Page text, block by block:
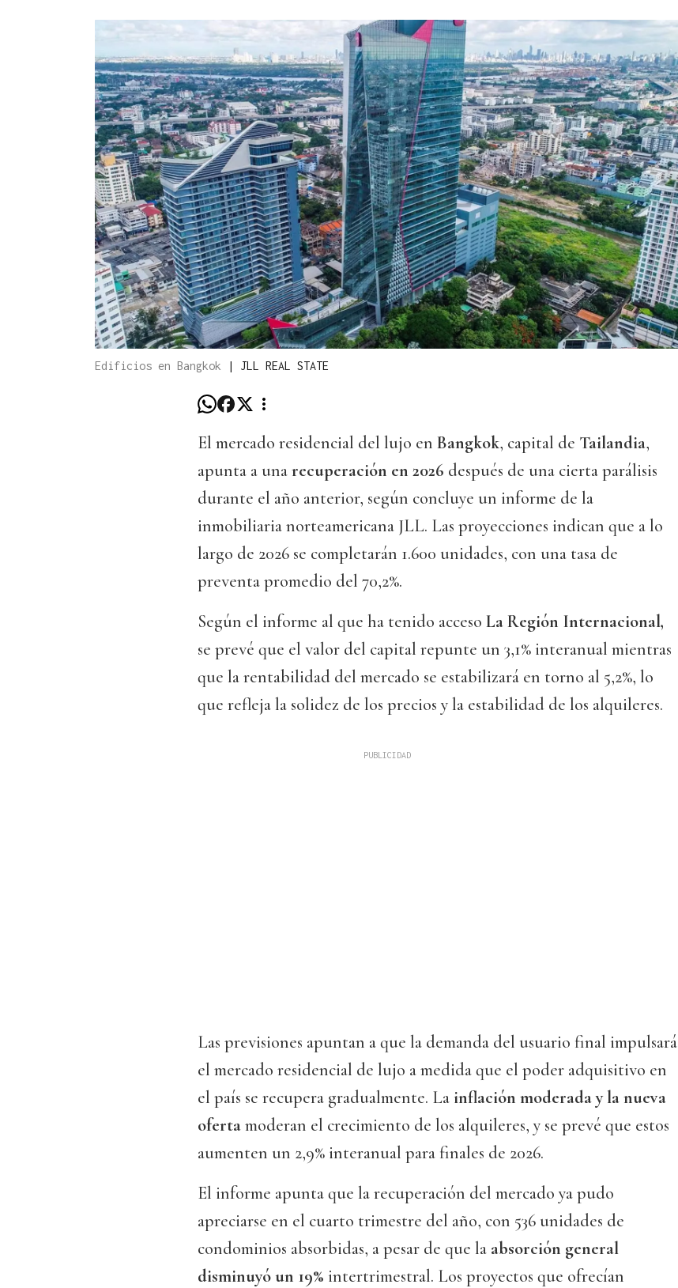
Edificios en Bangkok | JLL REAL STATE
El mercado residencial del lujo en Bangkok, capital de Tailandia,
apunta a unarecuperación en 2026 después de una cierta parálisis
durante el año anterior, según concluye un informe de la
inmobiliaria norteamericana JLL. Las proyecciones indican que a lo
largo de 2026 se completarán 1.600 unidades, con una tasa de
preventa promedio del 70,2%.
Según el informe al que ha tenido acceso La Región Internacional,
se prevé que el valor del capital repunte un 3,1% interanual mientras
que la rentabilidad del mercado se estabilizará en torno al 5,2%, lo
que refleja la solidez de los precios y la estabilidad de los alquileres.
Las previsiones apuntan a que la demanda del usuario final impulsará
el mercado residencial de lujo a medida que el poder adquisitivo en
el país se recupera gradualmente. La inflación moderada y la nueva
ofertamoderan el crecimiento de los alquileres, y se prevé que estos
aumenten un 2,9% interanual para finales de 2026.
El informe apunta que la recuperación del mercado ya pudo
apreciarse en el cuarto trimestre del año, con 536 unidades de
condominios absorbidas, a pesar de que la absorción general
disminuyó un 19% intertrimestral. Los proyectos que ofrecían